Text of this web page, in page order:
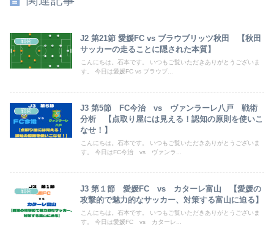
戦術
J2 第21節 愛媛FC vs ブラウブリッツ秋田 【秋田
サッカーの走ることに隠された本質】
こんにちは。石本です。 いつもご覧いただきありがとうございま
す。 今日は愛媛FC vs ブラウブ...
戦術
J3 第5節 FC今治 vs ヴァンラーレ八戸 戦術
分析 【点取り屋には見える！認知の原則を使いこ
なせ！】
こんにちは。石本です。 いつもご覧いただきありがとうございま
す。 今日はFC今治 vs ヴァンラ...
戦術
J3 第１節 愛媛FC vs カターレ富山 【愛媛の
攻撃的で魅力的なサッカー、対策する富山に迫る】
こんにちは。石本です。 いつもご覧いただきありがとうございま
す。 今日は愛媛FC vs カターレ...